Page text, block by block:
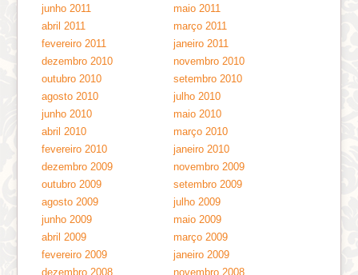
junho 2011
maio 2011
abril 2011
março 2011
fevereiro 2011
janeiro 2011
dezembro 2010
novembro 2010
outubro 2010
setembro 2010
agosto 2010
julho 2010
junho 2010
maio 2010
abril 2010
março 2010
fevereiro 2010
janeiro 2010
dezembro 2009
novembro 2009
outubro 2009
setembro 2009
agosto 2009
julho 2009
junho 2009
maio 2009
abril 2009
março 2009
fevereiro 2009
janeiro 2009
dezembro 2008
novembro 2008